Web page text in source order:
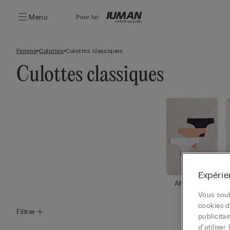
Menu Pour lui:
Femme Culottes Culottes classiques
Culottes classiques
Afficher to
Filtrer
Vous
cookies
d'utiliser